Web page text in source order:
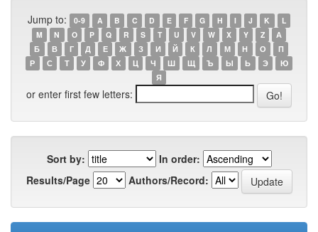
Jump to: 0-9 A B C D E F G H I J K
L
M
N O P Q R S T U V W X Y Z
А
Б
В Г Д Е Ж З И Й К Л М Н О
П
Р
С Т У Ф Х Ц Ч Ш Щ Ъ Ы Ь Э
Ю
Я
or enter first few letters:
Sort by:
In order:
Results/Page
Authors/Record: